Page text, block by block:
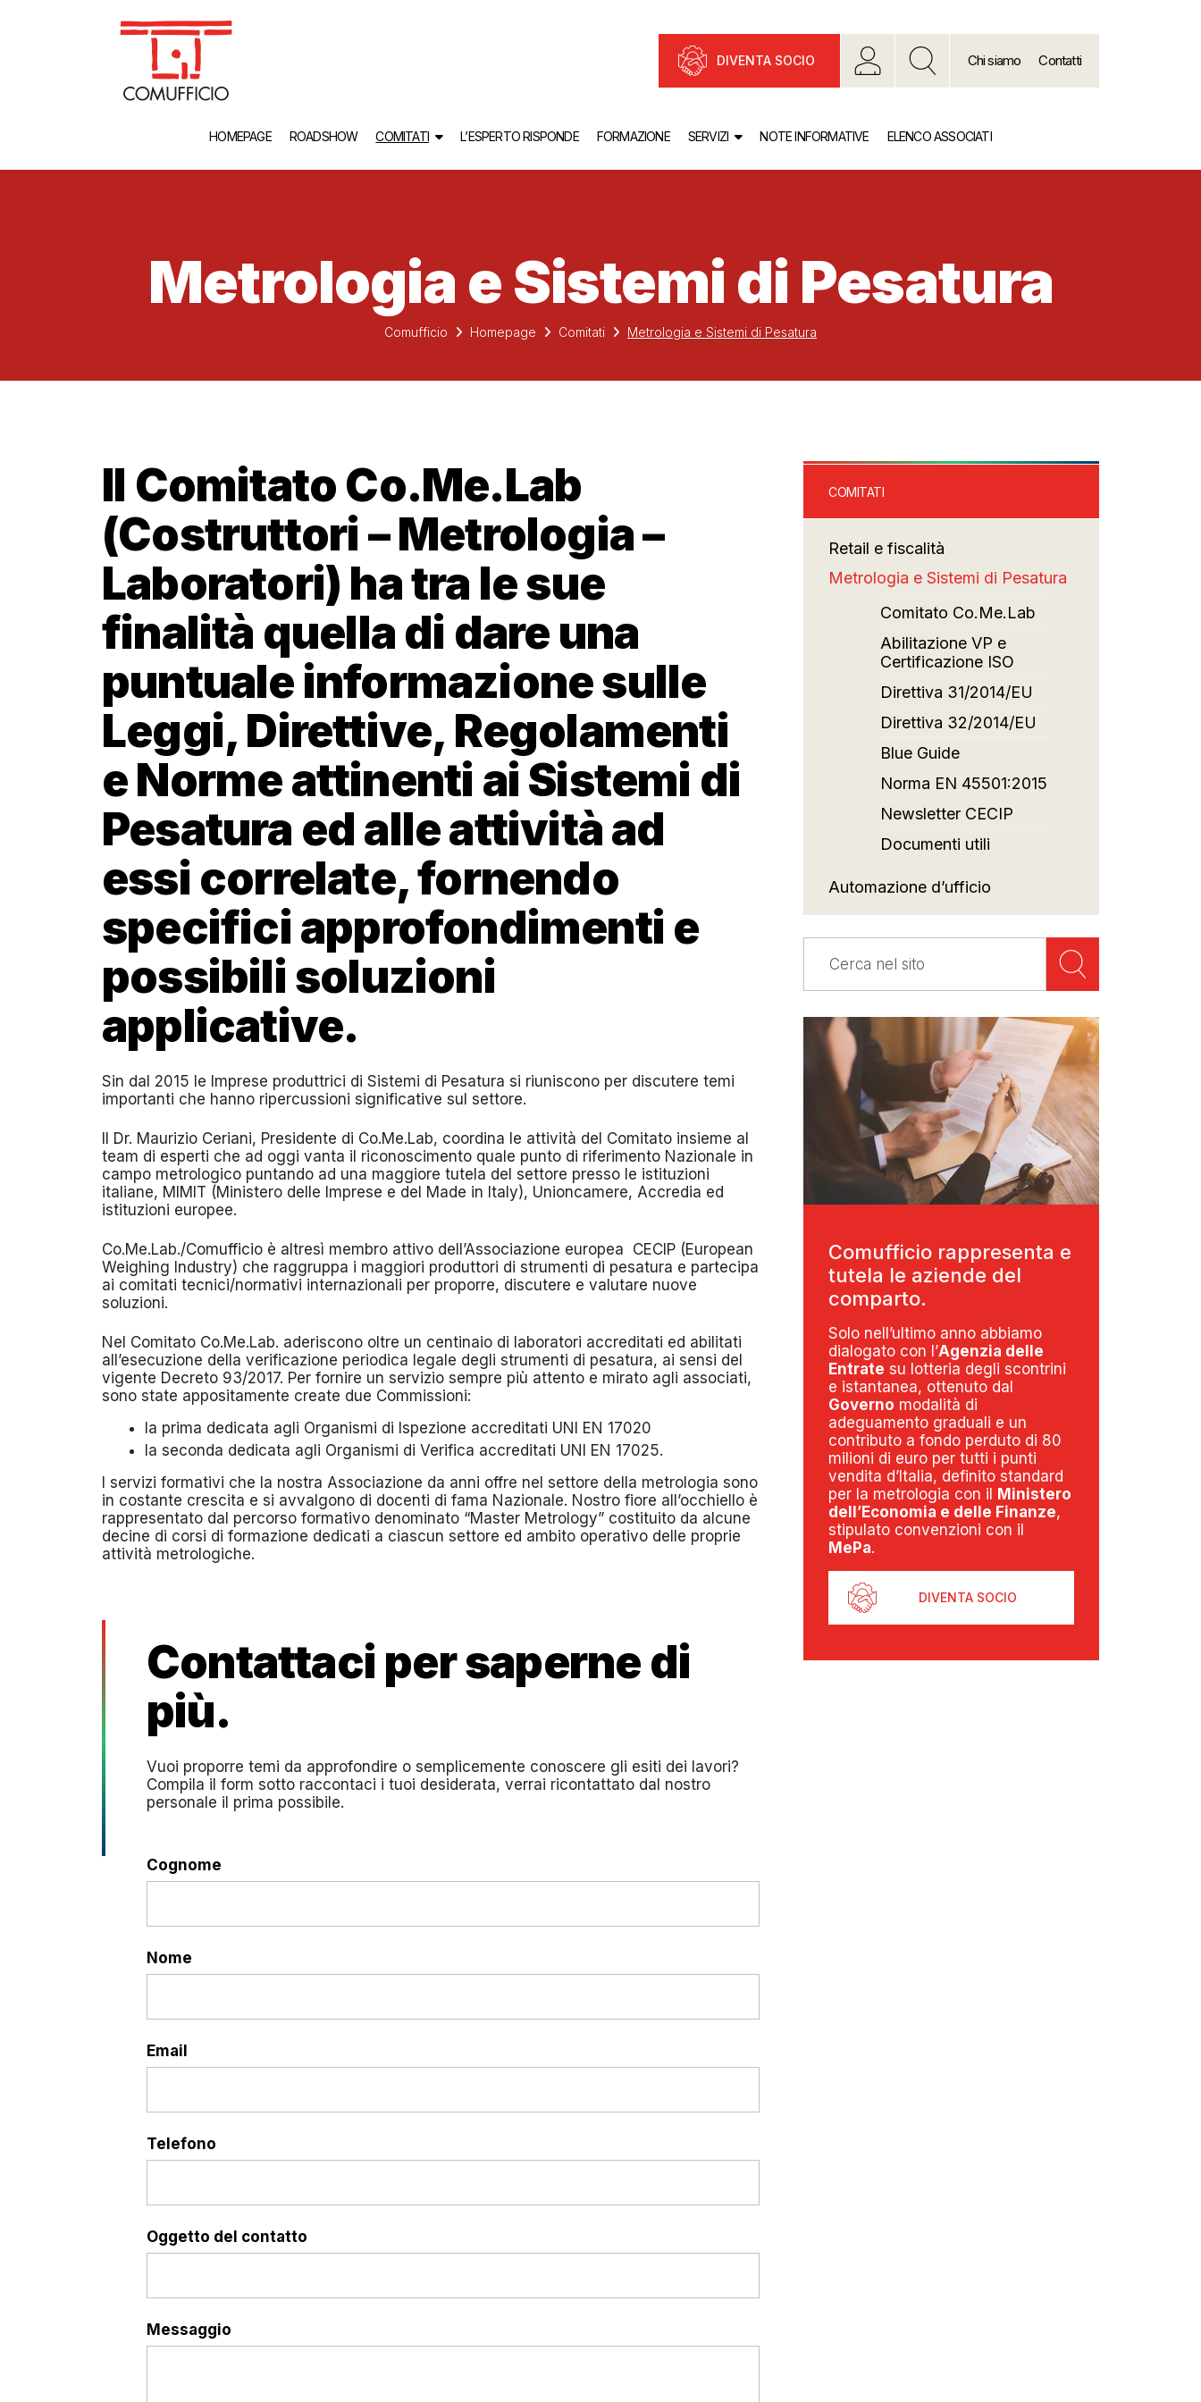
DIVENTA SOCIO Chi siamo Contatti
HOMEPAGE ROADSHOW COMITATI L’ESPERTO RISPONDE FORMAZIONE SERVIZI NOTE INFORMATIVE ELENCO ASSOCIATI
Metrologia e Sistemi di Pesatura
Comufficio Homepage Comitati Metrologia e Sistemi di Pesatura
Il Comitato Co.Me.Lab
(Costruttori – Metrologia –
Laboratori) ha tra le sue
finalità quella di dare una
puntuale informazione sulle
Leggi, Direttive, Regolamenti
e Norme attinenti ai Sistemi di
Pesatura ed alle attività ad
essi correlate, fornendo
specifici approfondimenti e
possibili soluzioni
applicative.
Sin dal 2015 le Imprese produttrici di Sistemi di Pesatura si riuniscono per discutere temi
importanti che hanno ripercussioni significative sul settore.
Il Dr. Maurizio Ceriani, Presidente di Co.Me.Lab, coordina le attività del Comitato insieme al
team di esperti che ad oggi vanta il riconoscimento quale punto di riferimento Nazionale in
campo metrologico puntando ad una maggiore tutela del settore presso le istituzioni
italiane, MIMIT (Ministero delle Imprese e del Made in Italy), Unioncamere, Accredia ed
istituzioni europee.
Co.Me.Lab./Comufficio è altresì membro attivo dell’Associazione europea CECIP (European
Weighing Industry) che raggruppa i maggiori produttori di strumenti di pesatura e partecipa
ai comitati tecnici/normativi internazionali per proporre, discutere e valutare nuove
soluzioni.
Nel Comitato Co.Me.Lab. aderiscono oltre un centinaio di laboratori accreditati ed abilitati
all’esecuzione della verificazione periodica legale degli strumenti di pesatura, ai sensi del
vigente Decreto 93/2017. Per fornire un servizio sempre più attento e mirato agli associati,
sono state appositamente create due Commissioni:
la prima dedicata agli Organismi di Ispezione accreditati UNI EN 17020
la seconda dedicata agli Organismi di Verifica accreditati UNI EN 17025.
I servizi formativi che la nostra Associazione da anni offre nel settore della metrologia sono
in costante crescita e si avvalgono di docenti di fama Nazionale. Nostro fiore all’occhiello è
rappresentato dal percorso formativo denominato “Master Metrology” costituito da alcune
decine di corsi di formazione dedicati a ciascun settore ed ambito operativo delle proprie
attività metrologiche.
Contattaci per saperne di
più.
Vuoi proporre temi da approfondire o semplicemente conoscere gli esiti dei lavori?
Compila il form sotto raccontaci i tuoi desiderata, verrai ricontattato dal nostro
personale il prima possibile.
Cognome
Nome
Email
Telefono
Oggetto del contatto
Messaggio
COMITATI
Retail e fiscalità
Metrologia e Sistemi di Pesatura
Comitato Co.Me.Lab
Abilitazione VP e
Certificazione ISO
Direttiva 31/2014/EU
Direttiva 32/2014/EU
Blue Guide
Norma EN 45501:2015
Newsletter CECIP
Documenti utili
Automazione d’ufficio
Comufficio rappresenta e
tutela le aziende del
comparto.
Solo nell’ultimo anno abbiamo
dialogato con l’Agenzia delle
Entrate su lotteria degli scontrini
e istantanea, ottenuto dal
Governo modalità di
adeguamento graduali e un
contributo a fondo perduto di 80
milioni di euro per tutti i punti
vendita d’Italia, definito standard
per la metrologia con il
Ministero
dell’Economia e delle Finanze,
stipulato convenzioni con il
MePa.
DIVENTA SOCIO